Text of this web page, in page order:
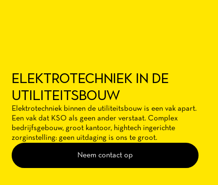
ELEKTROTECHNIEK IN DE
UTILITEITSBOUW
Elektrotechniek binnen de utiliteitsbouw is een vak apart.
Een vak dat KSO als geen ander verstaat. Complex
bedrijfsgebouw, groot kantoor, hightech ingerichte
zorginstelling: geen uitdaging is ons te groot.
Neem contact op